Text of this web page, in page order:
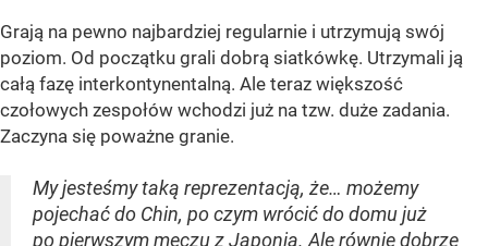
Grają na pewno najbardziej regularnie i utrzymują swój
poziom. Od początku grali dobrą siatkówkę. Utrzymali ją
całą fazę interkontynentalną. Ale teraz większość
czołowych zespołów wchodzi już na tzw. duże zadania.
Zaczyna się poważne granie.
My jesteśmy taką reprezentacją, że… możemy
pojechać do Chin, po czym wrócić do domu już
po pierwszym meczu z Japonią. Ale równie dobrze